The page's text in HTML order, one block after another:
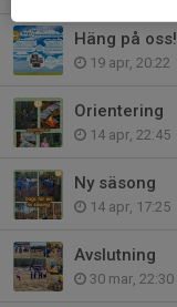
Häng på oss!
19 apr, 20:22
Orientering
14 apr, 22:45
Ny säsong
14 apr, 17:25
Avslutning
30 mar, 22:30